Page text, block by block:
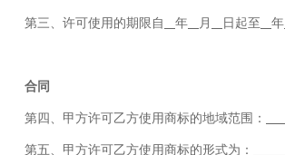
第三、许可使用的期限自
年 月 日起至 年
合同
第四、甲方许可乙方使用商标的地域范围：
第五、甲方许可乙方使用商标的形式为：